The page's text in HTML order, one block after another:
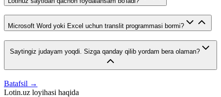
Microsoft Word yoki Excel uchun translit programmasi bormi?
Saytingiz judayam yoqdi. Sizga qanday qilib yordam bera olaman?
Batafsil →
Lotin.uz loyihasi haqida